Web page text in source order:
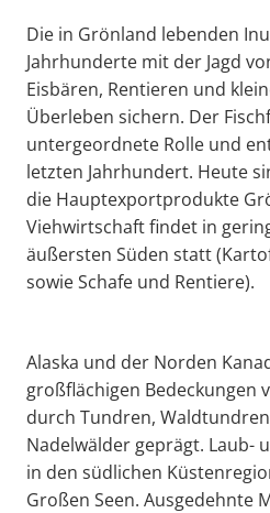
Die in Grönland lebenden
Jahrhunderte mit der Jagd
Eisbären, Rentieren und
Überleben sichern. Der
untergeordnete Rolle und
letzten Jahrhundert. Heute
die Hauptexportprodukte
Viehwirtschaft findet in
äußersten Süden statt
sowie Schafe und Rentiere).
Alaska und der Norden
großflächigen Bedeckungen
durch Tundren,
Nadelwälder geprägt. Laub-
in den südlichen
Großen Seen. Ausgedehnte